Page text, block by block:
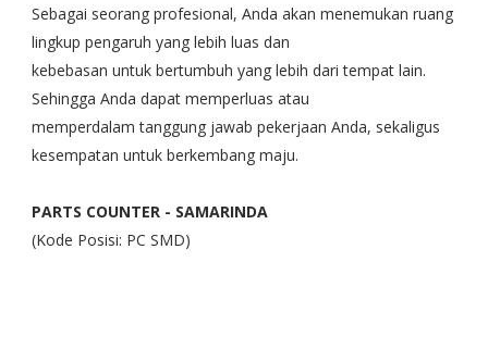
Sebagai seorang profesional, Anda akan menemukan ruang
lingkup pengaruh yang lebih luas dan
kebebasan untuk bertumbuh yang lebih dari tempat lain.
Sehingga Anda dapat memperluas atau
memperdalam tanggung jawab pekerjaan Anda, sekaligus
kesempatan untuk berkembang maju.
PARTS COUNTER - SAMARINDA
(Kode Posisi: PC SMD)